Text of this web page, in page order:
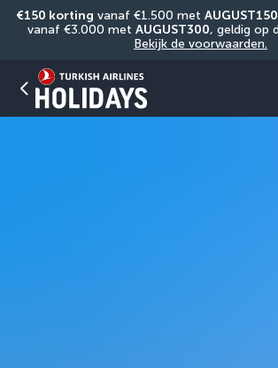
€150 korting vanaf €1.500 met AUGUST150
vanaf €3.000 met AUGUST300
Bekijk de voorwaarden.